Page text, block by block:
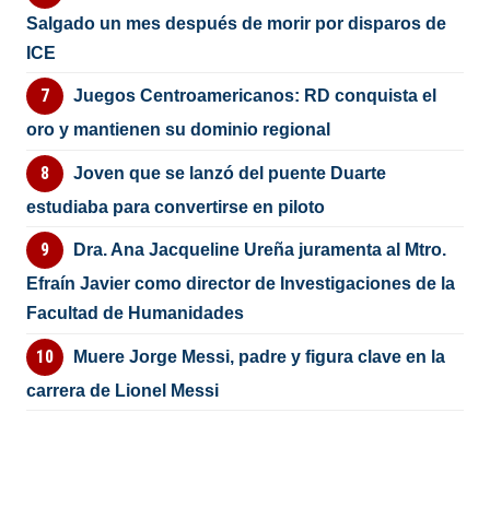
Salgado un mes después de morir por disparos de
ICE
Juegos Centroamericanos: RD conquista el
oro y mantienen su dominio regional
Joven que se lanzó del puente Duarte
estudiaba para convertirse en piloto
Dra. Ana Jacqueline Ureña juramenta al Mtro.
Efraín Javier como director de Investigaciones de la
Facultad de Humanidades
Muere Jorge Messi, padre y figura clave en la
carrera de Lionel Messi